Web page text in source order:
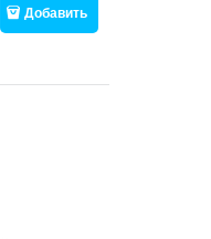
Добавить